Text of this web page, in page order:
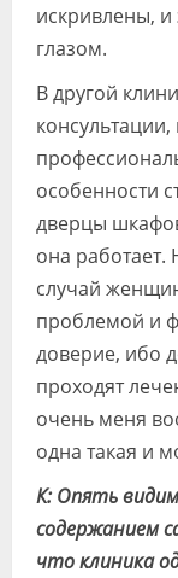
искривлены,
глазом.
В другой
консультации,
особенности
дверцы
она
случай
проблемой и
доверие, ибо
проходят
очень меня
одна такая и
К: Опять
содержанием
что клиника